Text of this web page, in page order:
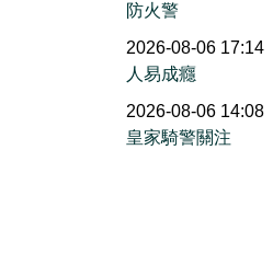
防火警
2026-08-06 17:14
人易成癮
2026-08-06 14:08
皇家騎警關注